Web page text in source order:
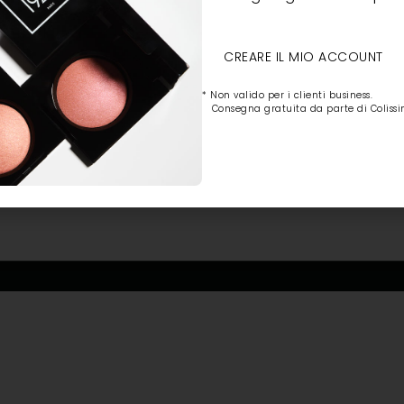
CREARE IL MIO ACCOUNT
* Non valido per i clienti business.
Consegna gratuita da parte di